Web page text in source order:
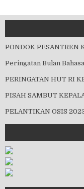
PONDOK PESANTREN
Peringatan Bulan
PERINGATAN HUT RI
PISAH SAMBUT
PELANTIKAN OSIS